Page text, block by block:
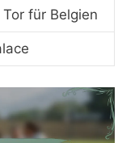
für Belgien